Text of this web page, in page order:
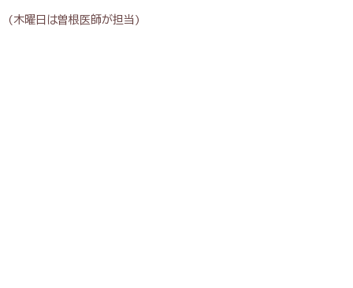
(木曜日は曽根医師が担当)